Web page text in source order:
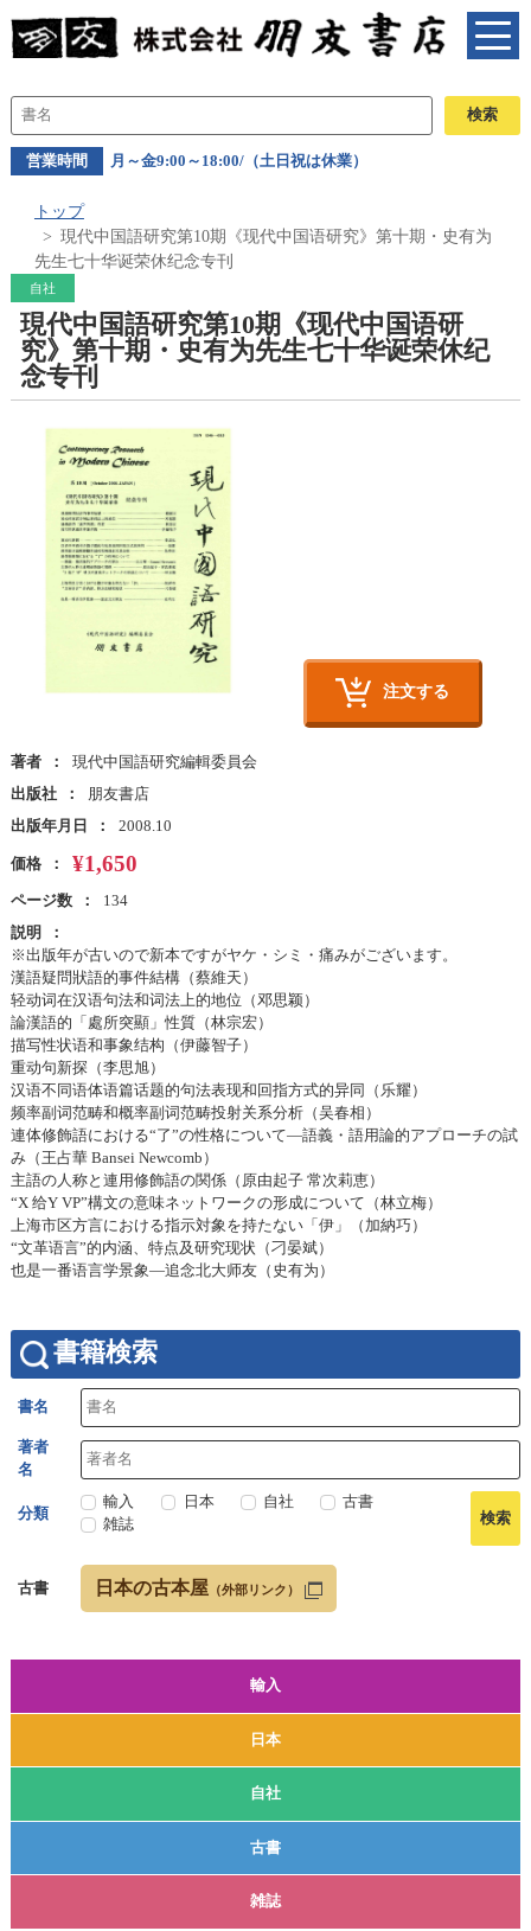
営業時間 月～金9:00～18:00/（土日祝は休業）
トップ
現代中国語研究第10期《现代中国语研究》第十期・史有为
先生七十华诞荣休纪念专刊
輸入
日本
自社
古書
雑誌
自社
現代中国語研究第10期《现代中国语研
究》第十期・史有为先生七十华诞荣休纪
念专刊
注文する
著者
現代中国語研究編輯委員会
出版社
朋友書店
出版年月日
2008.10
価格 ¥1,650
ページ数
134
説明
※出版年が古いので新本ですがヤケ・シミ・痛みがございます。
漢語疑問狀語的事件結構（蔡維天）
轻动词在汉语句法和词法上的地位（邓思颖）
論漢語的「處所突顯」性質（林宗宏）
描写性状语和事象结构（伊藤智子）
重动句新探（李思旭）
汉语不同语体语篇话题的句法表现和回指方式的异同（乐耀）
频率副词范畴和概率副词范畴投射关系分析（吴春相）
連体修飾語における“了”の性格について―語義・語用論的アプローチの試
み（王占華 Bansei Newcomb）
主語の人称と連用修飾語の関係（原由起子 常次莉恵）
“X 给Y VP”構文の意味ネットワークの形成について（林立梅）
上海市区方言における指示対象を持たない「伊」（加納巧）
“文革语言”的内涵、特点及研究现状（刁晏斌）
也是一番语言学景象—追念北大师友（史有为）
書籍検索
書名
著者
名
分類
輸入 日本 自社
古書
雑誌
古書 日本の古本屋 （外部リンク）